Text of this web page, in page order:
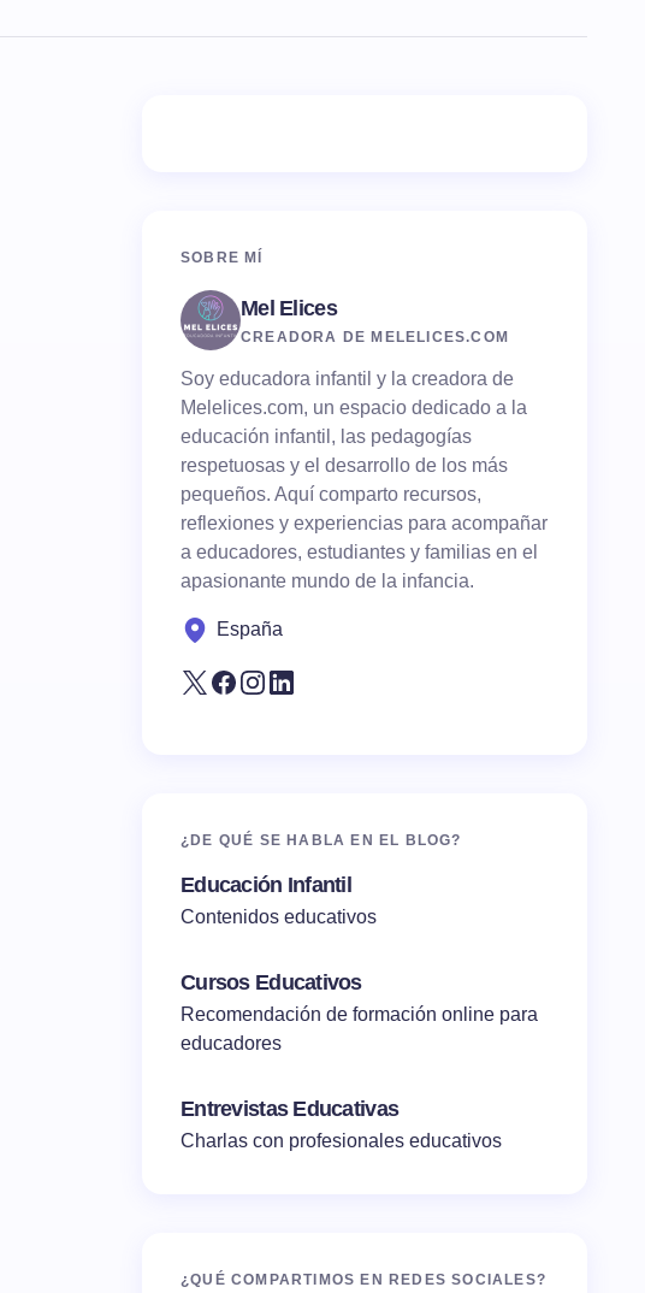
SOBRE MÍ
Mel Elices
CREADORA DE MELELICES.COM
Soy educadora infantil y la creadora de
Melelices.com, un espacio dedicado a la
educación infantil, las pedagogías
respetuosas y el desarrollo de los más
pequeños. Aquí comparto recursos,
reflexiones y experiencias para acompañar
a educadores, estudiantes y familias en el
apasionante mundo de la infancia.
España
¿DE QUÉ SE HABLA EN EL BLOG?
Educación Infantil
Contenidos educativos
Cursos Educativos
Recomendación de formación online para
educadores
Entrevistas Educativas
Charlas con profesionales educativos
¿QUÉ COMPARTIMOS EN REDES SOCIALES?